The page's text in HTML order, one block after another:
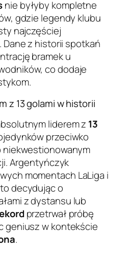
nie byłyby kompletne
gdzie legendy klubu
najczęściej
z historii spotkań
bramek u
co dodaje
z 13 golami w historii
liderem z 13
przeciwko
niekwestionowanym
Argentyńczyk
momentach LaLiga i
decydując o
z dystansu lub
przetrwał próbę
geniusz w kontekście
.